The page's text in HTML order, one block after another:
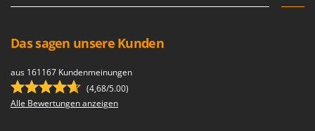
Das sagen unsere Kunden
aus 161167 Kundenmeinungen
(4,68/5.00)
Alle Bewertungen anzeigen